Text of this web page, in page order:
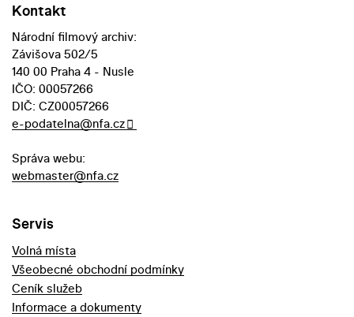
Kontakt
Národní filmový archiv:
Závišova 502/5
140 00 Praha 4 - Nusle
IČO: 00057266
DIČ: CZ00057266
e-podatelna@nfa.cz
Správa webu:
webmaster@nfa.cz
Servis
Volná místa
Všeobecné obchodní podmínky
Ceník služeb
Informace a dokumenty